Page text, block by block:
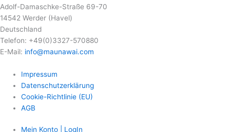
Adolf-Damaschke-Straße 69-70
14542 Werder (Havel)
Deutschland
Telefon: +49(0)3327-570880
E-Mail: info@maunawai.com
Impressum
Datenschutzerklärung
Cookie-Richtlinie (EU)
AGB
Mein Konto | LogIn